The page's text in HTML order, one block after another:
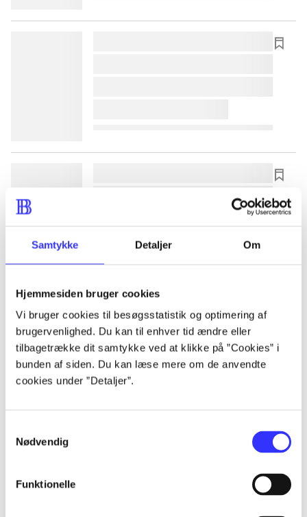
Samtykke Detaljer Om
Hjemmesiden bruger cookies
Vi bruger cookies til besøgsstatistik og optimering af
brugervenlighed. Du kan til enhver tid ændre eller
tilbagetrække dit samtykke ved at klikke på ”Cookies” i
bunden af siden. Du kan læse mere om de anvendte
cookies under ”Detaljer”.
Nødvendig
Funktionelle
lorem ipsum dolor sit amet ...
lorem ipsum dolor sit amet ...
lorem ipsum dolor sit amet ...
lorem ipsum dolor sit amet ...
lorem ipsum dolor sit amet ...
lorem ipsum dolor sit amet ...
lorem ipsum dolor sit amet ...
lorem ipsum dolor sit amet ...
lorem ipsum dolor sit amet ...
lorem ipsum dolor sit amet ...
lorem ipsum dolor sit amet ...
lorem ipsum dolor sit amet ...